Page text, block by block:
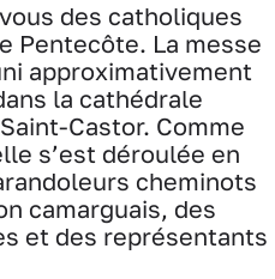
des catholiques
Pentecôte. La messe
approximativement
la cathédrale
Castor. Comme
s’est déroulée en
cheminots
camarguais, des
et des représentants